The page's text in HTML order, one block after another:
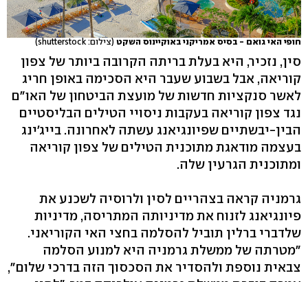
חופי האי גואם - בסיס אמריקני באוקיינוס השקט (צילום: shutterstock)
סין, נזכיר, היא בעלת בריתה הקרובה ביותר של צפון
קוריאה, אבל בשבוע שעבר היא הסכימה באופן חריג
לאשר סנקציות חדשות של מועצת הביטחון של האו"ם
נגד צפון קוריאה בעקבות ניסויי הטילים הבליסטיים
הבין-יבשתיים שפיונגיאנג עשתה לאחרונה. בייג'ינג
בעצמה מודאגת מתוכנית הטילים של צפון קוריאה
ומתוכנית הגרעין שלה.
גרמניה קראה בצהריים לסין ולרוסיה לשכנע את
פיונגיאנג לזנוח את מדיניותה המתריסה, מדיניות
שלדברי ברלין תוביל להסלמה בחצי האי הקוריאני.
"מטרתה של ממשלת גרמניה היא למנוע הסלמה
צבאית נוספת ולהסדיר את הסכסוך הזה בדרכי שלום",